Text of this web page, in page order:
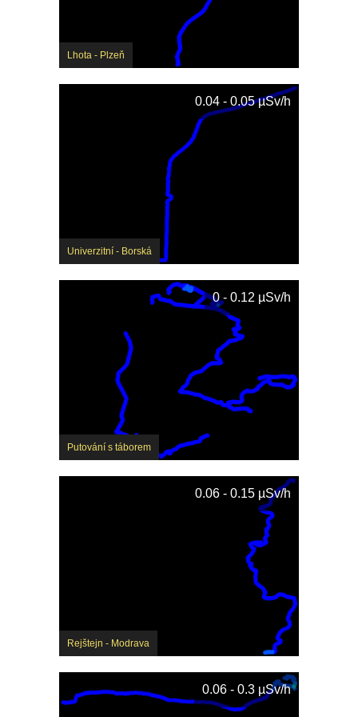
Lhota - Plzeň
Univerzitní - Borská
0.04 - 0.05 µSv/h
Putování s táborem
0 - 0.12 µSv/h
Rejštejn - Modrava
0.06 - 0.15 µSv/h
0.06 - 0.3 µSv/h